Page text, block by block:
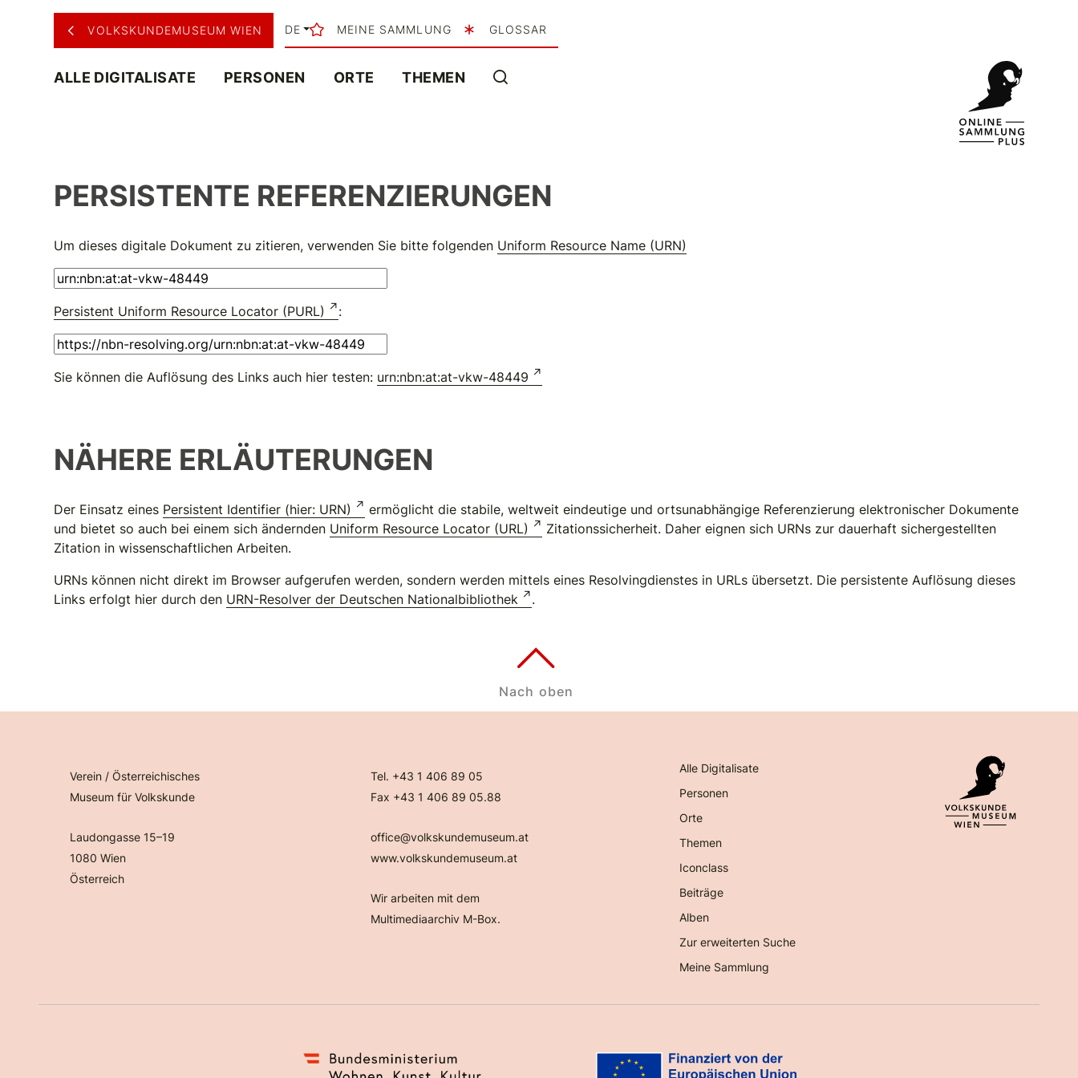
VOLKSKUNDEMUSEUM WIEN DE MEINE SAMMLUNG GLOSSAR
ALLE DIGITALISATE PERSONEN ORTE THEMEN
PERSISTENTE REFERENZIERUNGEN
Um dieses digitale Dokument zu zitieren, verwenden Sie bitte folgenden Uniform Resource Name (URN)
Persistent Uniform Resource Locator (PURL) :
Sie können die Auflösung des Links auch hier testen: urn:nbn:at:at-vkw-48449
NÄHERE ERLÄUTERUNGEN
Der Einsatz eines Persistent Identifier (hier: URN)
ermöglicht die stabile, weltweit eindeutige und ortsunabhängige Referenzierung elektronischer Dokumente
und bietet so auch bei einem sich ändernden Uniform Resource Locator (URL)
Zitationssicherheit. Daher eignen sich URNs zur dauerhaft sichergestellten
Zitation in wissenschaftlichen Arbeiten.
URNs können nicht direkt im Browser aufgerufen werden, sondern werden mittels eines Resolvingdienstes in URLs übersetzt. Die persistente Auflösung dieses
Links erfolgt hier durch den URN-Resolver der Deutschen Nationalbibliothek .
Verein / Österreichisches
Museum für Volkskunde
Laudongasse 15–19
1080 Wien
Österreich
Tel. +43 1 406 89 05
Fax +43 1 406 89 05.88
office@volkskundemuseum.at
www.volkskundemuseum.at
Wir arbeiten mit dem
Multimediaarchiv M-Box.
Alle Digitalisate
Personen
Orte
Themen
Iconclass
Beiträge
Alben
Zur erweiterten Suche
Meine Sammlung
Nach oben